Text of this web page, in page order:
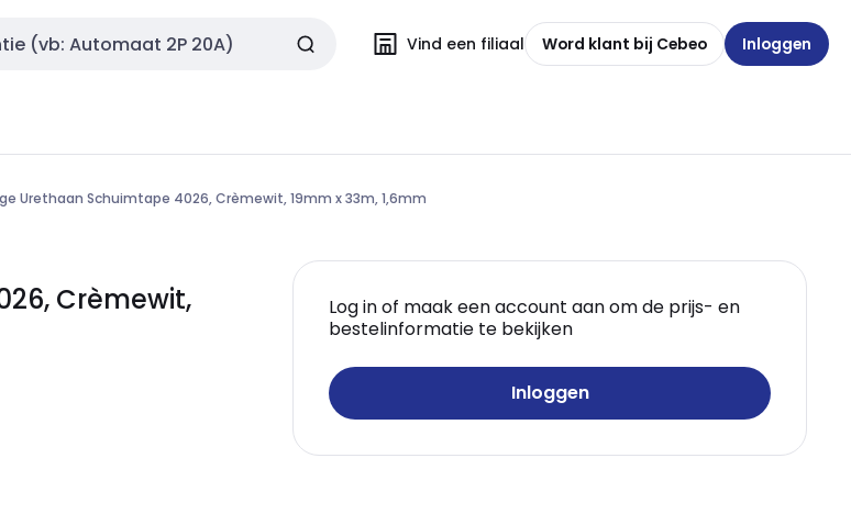
Vind een filiaal Word klant bij Cebeo Inloggen
Urethaan Schuimtape 4026, Crèmewit, 19mm x 33m, 1,6mm
Crèmewit,
Log in of maak een account aan om de prijs- en
bestelinformatie te bekijken
Inloggen